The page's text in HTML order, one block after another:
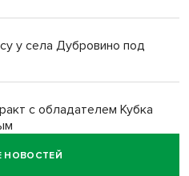
у села Дубровино под
с обладателем Кубка
НОВОСТЕЙ